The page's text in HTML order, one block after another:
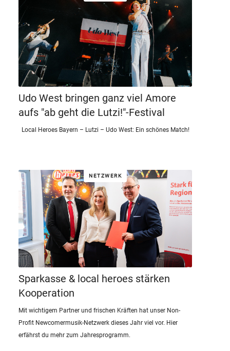
Udo West bringen ganz viel Amore
aufs "ab geht die Lutzi!"-Festival
Local Heroes Bayern – Lutzi – Udo West: Ein schönes Match!
NETZWERK
Sparkasse & local heroes stärken
Kooperation
Mit wichtigem Partner und frischen Kräften hat unser Non-
Profit Newcomermusik-Netzwerk dieses Jahr viel vor. Hier
erfährst du mehr zum Jahresprogramm.